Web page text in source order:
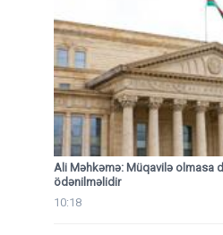
Ali Məhkəmə: Müqavilə olmasa
ödənilməlidir
10:18